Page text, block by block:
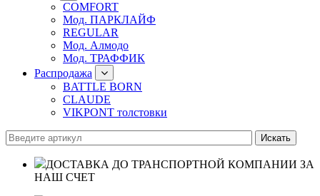
COMFORT
Мод. ПАРКЛАЙФ
REGULAR
Мод. Алмодо
Мод. ТРАФФИК
Распродажа
BATTLE BORN
CLAUDE
VIKPONT толстовки
ДОСТАВКА ДО ТРАНСПОРТНОЙ КОМПАНИИ ЗА
НАШ СЧЕТ